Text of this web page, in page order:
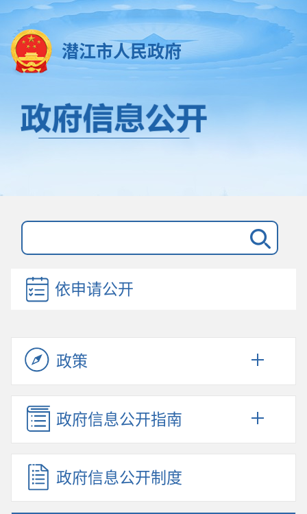
潜江市人民政府
依申请公开
政策
政府信息公开指南
政府信息公开制度